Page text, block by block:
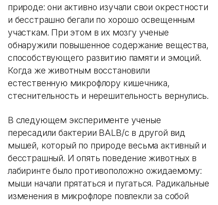
природе: они активно изучали свои окрестности
и бесстрашно бегали по хорошо освещенным
участкам. При этом в их мозгу ученые
обнаружили повышенное содержание вещества,
способствующего развитию памяти и эмоций.
Когда же животным восстановили
естественную микрофлору кишечника,
стеснительность и нерешительность вернулись.
В следующем эксперименте ученые
пересадили бактерии BALB/c в другой вид
мышей, который по природе весьма активный и
бесстрашный. И опять поведение животных в
лабиринте было противоположно ожидаемому:
мыши начали прятаться и пугаться. Радикальные
изменения в микрофлоре повлекли за собой